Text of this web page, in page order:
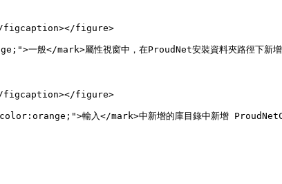
figcaption></figure>
</mark>屬性視窗中，在ProudNet安裝資料夾路徑下新
figcaption></figure>
輸入</mark>中新增的庫目錄中新增